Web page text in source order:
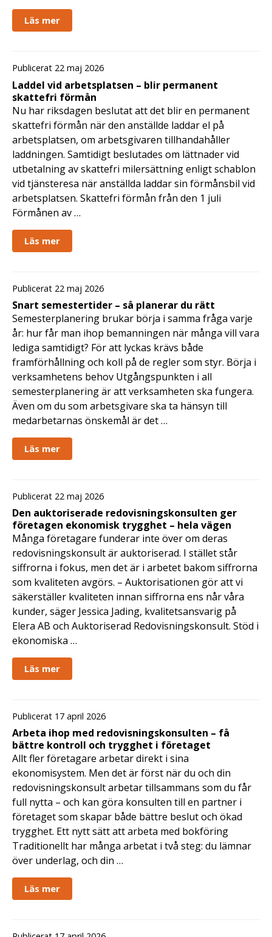
Läs mer
Publicerat 22 maj 2026
Laddel vid arbetsplatsen – blir permanent
skattefri förmån
Nu har riksdagen beslutat att det blir en permanent
skattefri förmån när den anställde laddar el på
arbetsplatsen, om arbetsgivaren tillhandahåller
laddningen. Samtidigt beslutades om lättnader vid
utbetalning av skattefri milersättning enligt schablon
vid tjänsteresa när anställda laddar sin förmånsbil vid
arbetsplatsen. Skattefri förmån från den 1 juli
Förmånen av …
Läs mer
Publicerat 22 maj 2026
Snart semestertider – så planerar du rätt
Semesterplanering brukar börja i samma fråga varje
år: hur får man ihop bemanningen när många vill vara
lediga samtidigt? För att lyckas krävs både
framförhållning och koll på de regler som styr. Börja i
verksamhetens behov Utgångspunkten i all
semesterplanering är att verksamheten ska fungera.
Även om du som arbetsgivare ska ta hänsyn till
medarbetarnas önskemål är det …
Läs mer
Publicerat 22 maj 2026
Den auktoriserade redovisningskonsulten ger
företagen ekonomisk trygghet – hela vägen
Många företagare funderar inte över om deras
redovisningskonsult är auktoriserad. I stället står
siffrorna i fokus, men det är i arbetet bakom siffrorna
som kvaliteten avgörs. – Auktorisationen gör att vi
säkerställer kvaliteten innan siffrorna ens når våra
kunder, säger Jessica Jading, kvalitetsansvarig på
Elera AB och Auktoriserad Redovisningskonsult. Stöd i
ekonomiska …
Läs mer
Publicerat 17 april 2026
Arbeta ihop med redovisningskonsulten – få
bättre kontroll och trygghet i företaget
Allt fler företagare arbetar direkt i sina
ekonomisystem. Men det är först när du och din
redovisningskonsult arbetar tillsammans som du får
full nytta – och kan göra konsulten till en partner i
företaget som skapar både bättre beslut och ökad
trygghet. Ett nytt sätt att arbeta med bokföring
Traditionellt har många arbetat i två steg: du lämnar
över underlag, och din …
Läs mer